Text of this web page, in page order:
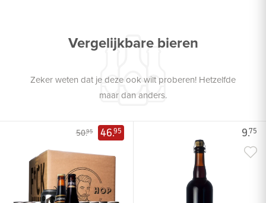
Vergelijkbare bieren
Zeker weten dat je deze ook wilt proberen! Hetzelfde
maar dan anders.
50.95 46.95 9.75